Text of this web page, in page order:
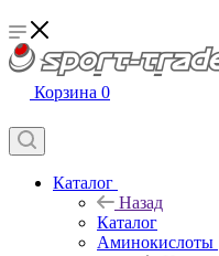
Корзина 0
Каталог
Назад
Каталог
Аминокислоты